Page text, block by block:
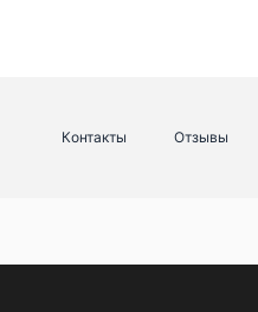
Контакты Отзывы